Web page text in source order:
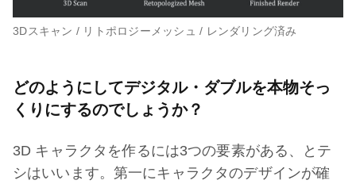
3Dスキャン / リトポロジーメッシュ / レンダリング済み
どのようにしてデジタル・ダブルを本物そっ
くりにするのでしょうか？
3D キャラクタを作るには3つの要素がある、とテ
シはいいます。第一にキャラクタのデザインが確